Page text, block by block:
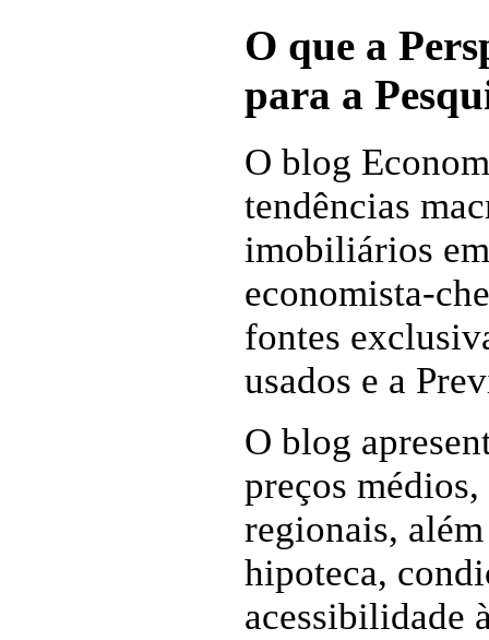
O que a
para a
O blog
tendências
imobiliários
economista-
fontes
usados e a
O blog
preços
regionais,
hipoteca,
acessibilidade